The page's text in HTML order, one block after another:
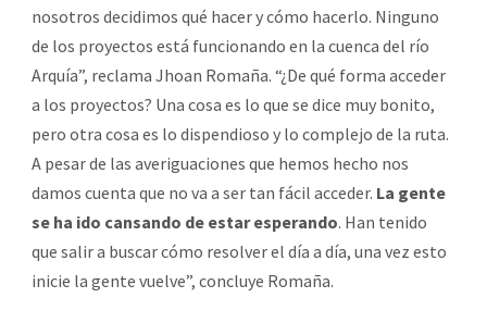
nosotros decidimos qué hacer y cómo hacerlo. Ninguno
de los proyectos está funcionando en la cuenca del río
Arquía”, reclama Jhoan Romaña. “¿De qué forma acceder
a los proyectos? Una cosa es lo que se dice muy bonito,
pero otra cosa es lo dispendioso y lo complejo de la ruta.
A pesar de las averiguaciones que hemos hecho nos
damos cuenta que no va a ser tan fácil acceder. La gente
se ha ido cansando de estar esperando. Han tenido
que salir a buscar cómo resolver el día a día, una vez esto
inicie la gente vuelve”, concluye Romaña.